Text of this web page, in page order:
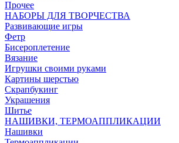
Прочее
НАБОРЫ ДЛЯ ТВОРЧЕСТВА
Развивающие игры
Фетр
Бисероплетение
Вязание
Игрушки своими руками
Картины шерстью
Скрапбукинг
Украшения
Шитье
НАШИВКИ, ТЕРМОАППЛИКАЦИИ
Нашивки